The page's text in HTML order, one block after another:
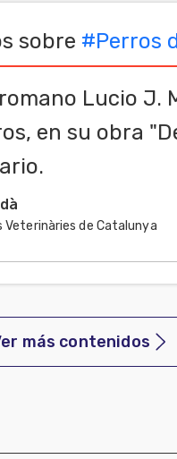
sobre #Perros
Lucio J.
en su obra
Veterinàries de Catalunya
más contenidos